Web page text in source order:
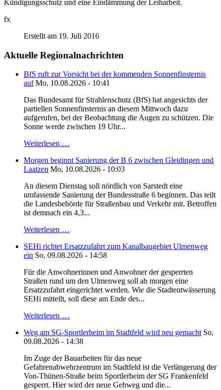
Kündigungsschutz und eine Eindämmung der Leiharbeit.
fx
Erstellt am 19. Juli 2016
Aktuelle Regionalnachrichten
BfS ruft zur Vorsicht bei der kommenden Sonnenfinsternis
auf Mo, 10.08.2026 - 10:41
Das Bundesamt für Strahlenschutz (BfS) hat angesichts der
partiellen Sonnenfinsternis an diesem Mittwoch dazu
aufgerufen, bei der Beobachtung die Augen zu schützen. Die
Sonne werde zwischen 19 Uhr...
Weiterlesen …
Morgen beginnt Sanierung der B 6 zwischen Gleidingen und
Laatzen Mo, 10.08.2026 - 10:03
An diesem Dienstag soll nördlich von Sarstedt eine
umfassende Sanierung der Bundesstraße 6 beginnen. Das teilt
die Landesbehörde für Straßenbau und Verkehr mit. Betroffen
ist demnach ein 4,3...
Weiterlesen …
SEHi richtet Ersatzzufahrt zum Kanalbaugebiet Ulmenweg
ein So, 09.08.2026 - 14:58
Für die Anwohnerinnen und Anwohner der gesperrten
Straßen rund um den Ulmenweg soll ab morgen eine
Ersatzzufahrt eingerichtet werden. Wie die Stadtentwässerung
SEHi mitteilt, soll diese am Ende des...
Weiterlesen …
Weg am SG-Sportlerheim im Stadtfeld wird neu gemacht So,
09.08.2026 - 14:38
Im Zuge der Bauarbeiten für das neue
Gefahrenabwehrzentrum im Stadtfeld ist die Verlängerung der
Von-Thünen-Straße beim Sportlerheim der SG Frankenfeld
gesperrt. Hier wird der neue Gehweg und die...